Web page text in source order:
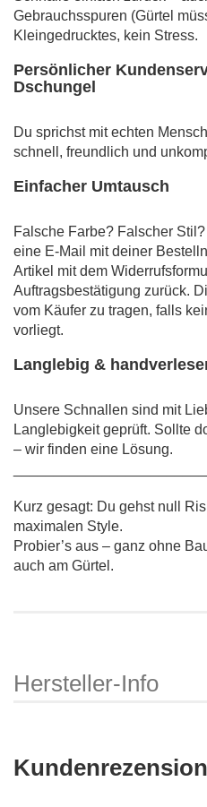
Gebrauchsspuren (Gürtel
Kleingedrucktes, kein Stress.
Persönlicher
Dschungel
Du sprichst mit echten
schnell, freundlich und
Einfacher Umtausch
Falsche Farbe? Falscher
eine E-Mail mit deiner
Artikel mit dem
Auftragsbestätigung zurück.
vom Käufer zu tragen, falls
vorliegt.
Langlebig &
Unsere Schnallen sind mit
Langlebigkeit geprüft. Sollte
– wir finden eine Lösung.
Kurz gesagt: Du gehst null
maximalen Style.
Probier’s aus – ganz ohne
auch am Gürtel.
Hersteller-Info